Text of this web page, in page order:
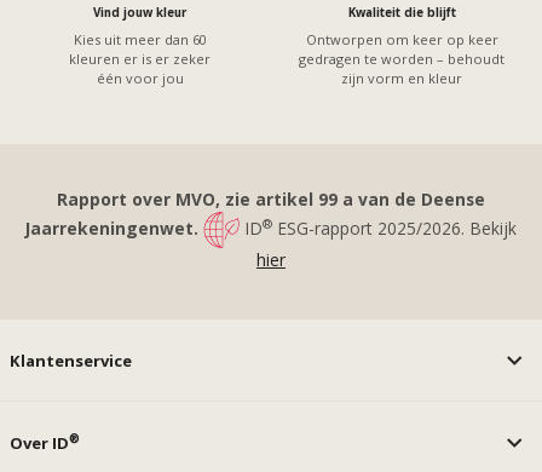
Vind jouw kleur
Kies uit meer dan 60
kleuren er is er zeker
één voor jou
Kwaliteit die blijft
Ontworpen om keer op keer
gedragen te worden – behoudt
zijn vorm en kleur
Rapport over MVO, zie artikel 99 a van de Deense
Jaarrekeningenwet.
ID® ESG-rapport 2025/2026. Bekijk
hier
Klantenservice
Over ID®